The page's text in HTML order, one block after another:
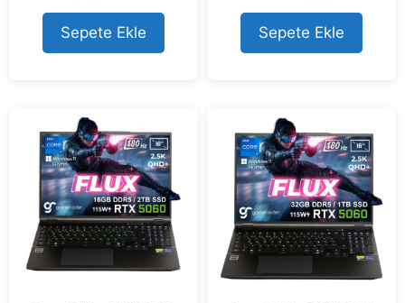
t
o
f
5
Sepete Ekle
t
o
f
5
Sepete Ekle